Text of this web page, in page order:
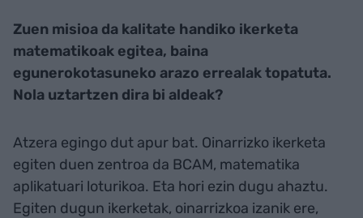
Zuen misioa da kalitate handiko ikerketa
matematikoak egitea, baina
egunerokotasuneko arazo errealak topatuta.
Nola uztartzen dira bi aldeak?
Atzera egingo dut apur bat. Oinarrizko ikerketa
egiten duen zentroa da BCAM, matematika
aplikatuari loturikoa. Eta hori ezin dugu ahaztu.
Egiten dugun ikerketak, oinarrizkoa izanik ere,